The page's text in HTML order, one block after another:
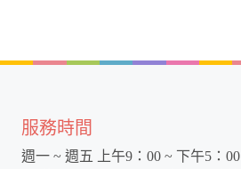
服務時間
週一 ~ 週五 上午9：00 ~ 下午5：00